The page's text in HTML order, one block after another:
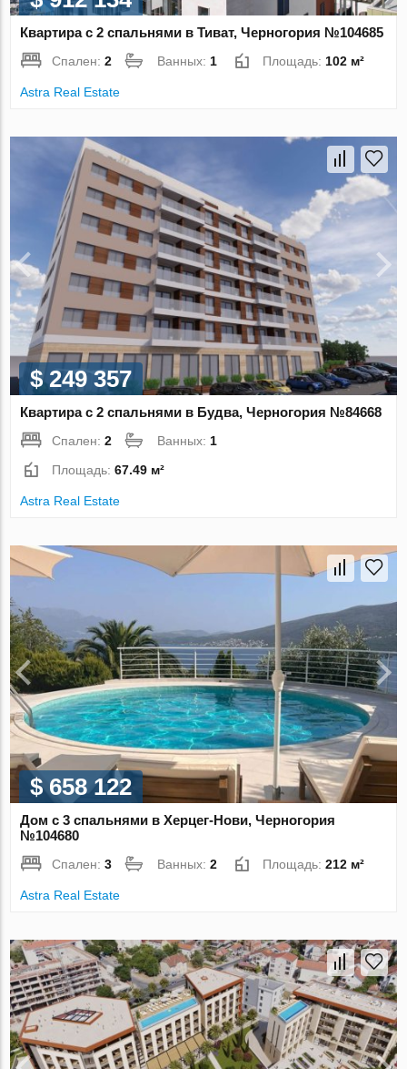
Квартира с 2 спальнями в Тиват, Черногория №104685
Спален:2 Ванных: 1 Площадь: 102 м²
Astra Real Estate
$ 249 357
Квартира с 2 спальнями в Будва, Черногория №84668
Спален:2 Ванных: 1
Площадь:67.49 м²
Astra Real Estate
$ 658 122
Дом с 3 спальнями в Херцег-Нови, Черногория
№104680
Спален:3 Ванных:2 Площадь:212 м²
Astra Real Estate